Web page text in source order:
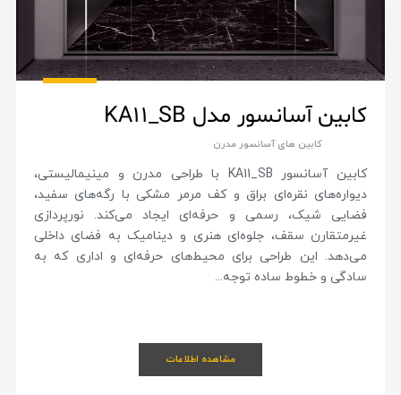
کابین آسانسور مدل KA11_SB
کابین های آسانسور مدرن
کابین آسانسور KA11_SB با طراحی مدرن و مینیمالیستی،
دیواره‌های نقره‌ای براق و کف مرمر مشکی با رگه‌های سفید،
فضایی شیک، رسمی و حرفه‌ای ایجاد می‌کند. نورپردازی
غیرمتقارن سقف، جلوه‌ای هنری و دینامیک به فضای داخلی
می‌دهد. این طراحی برای محیط‌های حرفه‌ای و اداری که به
سادگی و خطوط ساده توجه...
مشاهده اطلاعات